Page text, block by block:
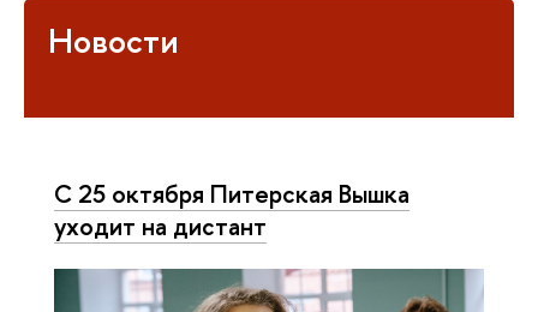
Новости
C 25 октября Питерская Вышка
уходит на дистант